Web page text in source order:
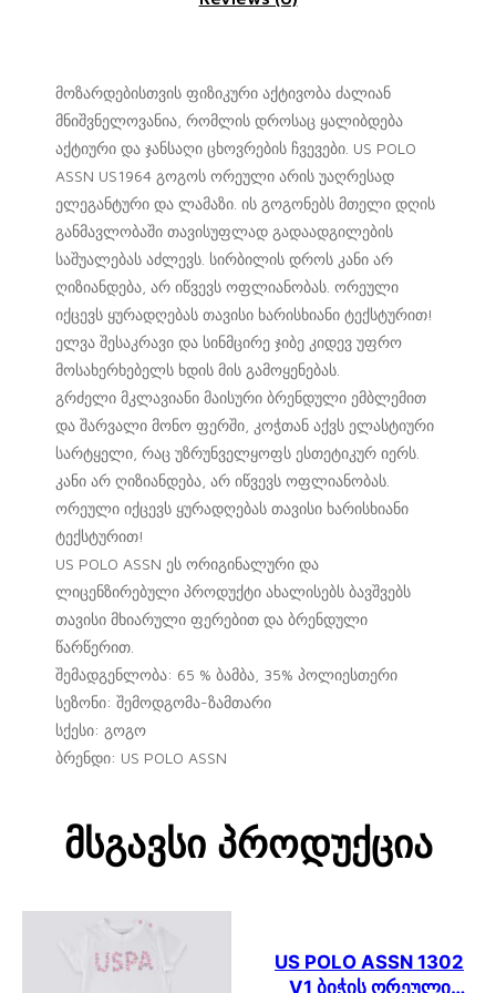
მოზარდებისთვის ფიზიკური აქტივობა ძალიან
მნიშვნელოვანია, რომლის დროსაც ყალიბდება
აქტიური და ჯანსაღი ცხოვრების ჩვევები. US POLO
ASSN US1964 გოგოს ორეული არის უაღრესად
ელეგანტური და ლამაზი. ის გოგონებს მთელი დღის
განმავლობაში თავისუფლად გადაადგილების
საშუალებას აძლევს. სირბილის დროს კანი არ
ღიზიანდება, არ იწვევს ოფლიანობას. ორეული
იქცევს ყურადღებას თავისი ხარისხიანი ტექსტურით!
ელვა შესაკრავი და სინმცირე ჯიბე კიდევ უფრო
მოსახერხებელს ხდის მის გამოყენებას.
გრძელი მკლავიანი მაისური ბრენდული ემბლემით
და შარვალი მონო ფერში, კოჭთან აქვს ელასტიური
სარტყელი, რაც უზრუნველყოფს ესთეტიკურ იერს.
კანი არ ღიზიანდება, არ იწვევს ოფლიანობას.
ორეული იქცევს ყურადღებას თავისი ხარისხიანი
ტექსტურით!
US POLO ASSN ეს ორიგინალური და
ლიცენზირებული პროდუქტი ახალისებს ბავშვებს
თავისი მხიარული ფერებით და ბრენდული
წარწერით.
შემადგენლობა: 65 % ბამბა, 35% პოლიესთერი
სეზონი: შემოდგომა-ზამთარი
სქესი: გოგო
ბრენდი: US POLO ASSN
Მსგავსი Პროდუქცია
US POLO ASSN 1302
V1 ბიჭის ორეული